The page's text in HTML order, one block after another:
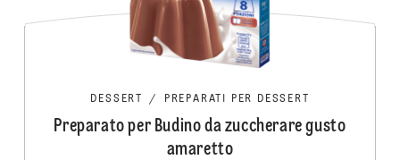
DESSERT / PREPARATI PER DESSERT
Preparato per Budino da zuccherare gusto
amaretto